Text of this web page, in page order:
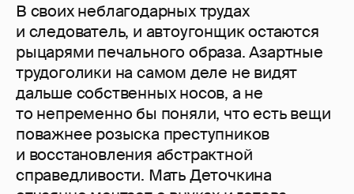
В своих неблагодарных трудах
и следователь, и автоугонщик остаются
рыцарями печального образа. Азартные
трудоголики на самом деле не видят
дальше собственных носов, а не
то непременно бы поняли, что есть вещи
поважнее розыска преступников
и восстановления абстрактной
справедливости. Мать Деточкина